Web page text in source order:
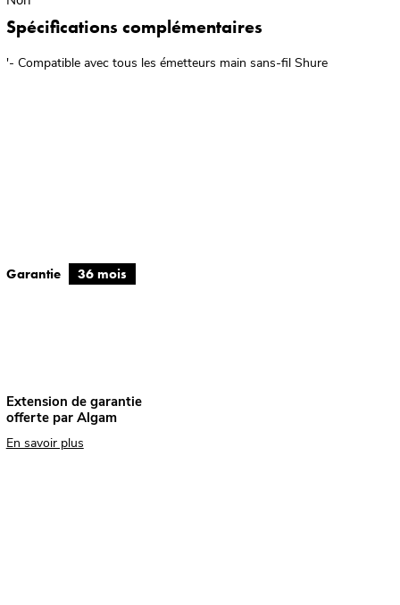
Spécifications complémentaires
'- Compatible avec tous les émetteurs main sans-fil Shure
Garantie 36 mois
Extension de garantie
offerte par Algam
En savoir plus